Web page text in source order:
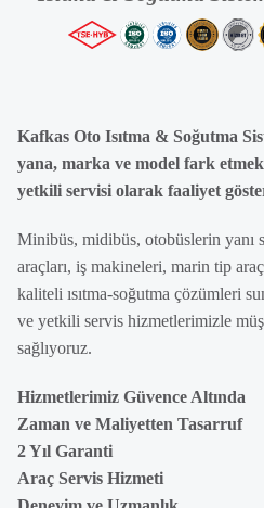
Kafkas Oto Isıtma & Soğutma
yana, marka ve model fark
yetkili servisi olarak faaliyet
Minibüs, midibüs, otobüslerin yanı
araçları, iş makineleri, marin tip
kaliteli ısıtma-soğutma çözümleri
ve yetkili servis hizmetlerimizle
sağlıyoruz.
Hizmetlerimiz Güvence Altında
Zaman ve Maliyetten Tasarruf
2 Yıl Garanti
Araç Servis Hizmeti